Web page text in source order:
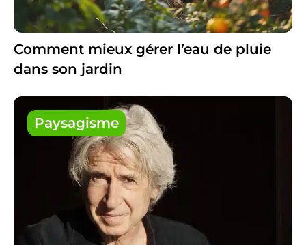
Comment mieux gérer l’eau de pluie
dans son jardin
Paysagisme